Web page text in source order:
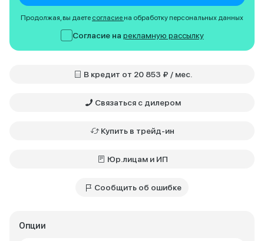
Опции
Продолжая, вы даете согласие на обработку персональных данных
Согласие на рекламную рассылку
В кредит от 20 853 ₽ / мес.
Связаться с дилером
Купить в трейд-ин
Юр.лицам и ИП
Сообщить об ошибке